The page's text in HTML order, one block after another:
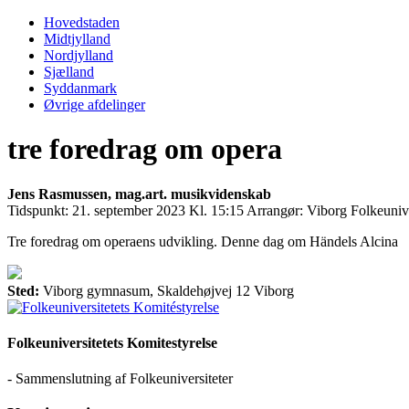
Hovedstaden
Midtjylland
Nordjylland
Sjælland
Syddanmark
Øvrige afdelinger
tre foredrag om opera
Jens Rasmussen, mag.art. musikvidenskab
Tidspunkt: 21. september 2023 Kl. 15:15 Arrangør: Viborg
Tre foredrag om operaens udvikling. Denne dag om Händels Alcina
Sted: Viborg gymnasum, Skaldehøjvej 12 Viborg
Folkeuniversitetets Komitestyrelse
- Sammenslutning af Folkeuniversiteter